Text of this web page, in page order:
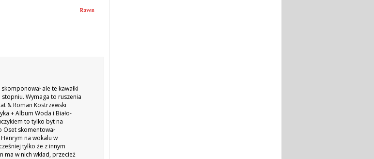
Raven
ale te kawałki
Wymaga to ruszenia
& Roman Kostrzewski
+ Album Woda i Biało-
to tylko byt na
Oset skomentował
na wokalu w
tylko że z innym
ma w nich wkład, przecież